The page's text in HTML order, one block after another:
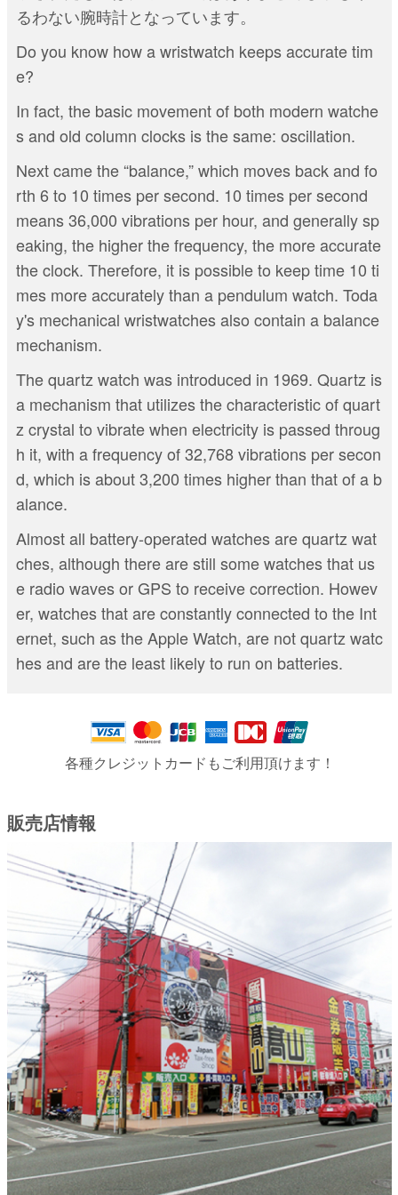
るわない腕時計となっています。
Do you know how a wristwatch keeps accurate tim
e?
In fact, the basic movement of both modern watche
s and old column clocks is the same: oscillation.
Next came the “balance,” which moves back and fo
rth 6 to 10 times per second. 10 times per second
means 36,000 vibrations per hour, and generally sp
eaking, the higher the frequency, the more accurate
the clock. Therefore, it is possible to keep time 10 ti
mes more accurately than a pendulum watch. Toda
y's mechanical wristwatches also contain a balance
mechanism.
The quartz watch was introduced in 1969. Quartz is
a mechanism that utilizes the characteristic of quart
z crystal to vibrate when electricity is passed throug
h it, with a frequency of 32,768 vibrations per secon
d, which is about 3,200 times higher than that of a b
alance.
Almost all battery-operated watches are quartz wat
ches, although there are still some watches that us
e radio waves or GPS to receive correction. Howev
er, watches that are constantly connected to the Int
ernet, such as the Apple Watch, are not quartz watc
hes and are the least likely to run on batteries.
各種クレジットカードもご利用頂けます！
販売店情報